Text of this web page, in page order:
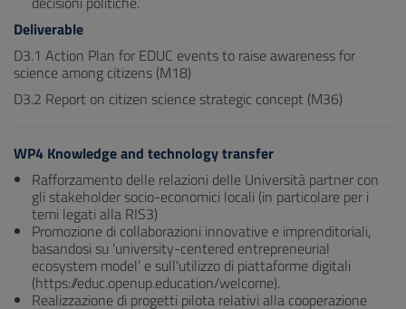
Deliverable
D3.1 Action Plan for EDUC events to raise awareness for
science among citizens (M18)
D3.2 Report on citizen science strategic concept (M36)
WP4 Knowledge and technology transfer
Rafforzamento delle relazioni delle Università partner con
gli stakeholder socio-economici locali (in particolare per i
temi legati alla RIS3)
Promozione di collaborazioni innovative e imprenditoriali,
basandosi su ‘university-centered entrepreneurial
ecosystem model’ e sull'utilizzo di piattaforme digitali
(https://educ.openup.education/welcome).
Realizzazione di progetti pilota relativi alla cooperazione